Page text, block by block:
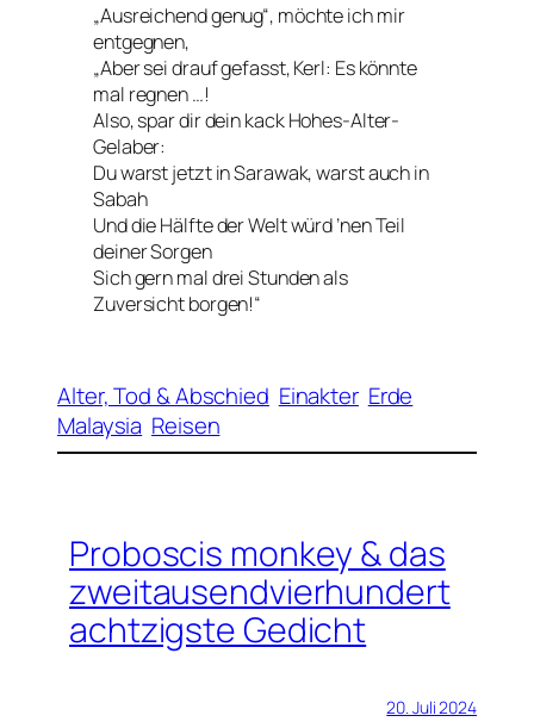
„Ausreichend genug“, möchte ich mir
entgegnen,
„Aber sei drauf gefasst, Kerl: Es könnte
mal regnen …!
Also, spar dir dein kack Hohes-Alter-
Gelaber:
Du warst jetzt in Sarawak, warst auch in
Sabah
Und die Hälfte der Welt würd ’nen Teil
deinerSorgen
Sich gern mal drei Stundenals
Zuversichtborgen!“
Alter, Tod & Abschied Einakter Erde
Malaysia Reisen
Proboscis monkey & das
zweitausendvierhundert
achtzigste Gedicht
20. Juli 2024